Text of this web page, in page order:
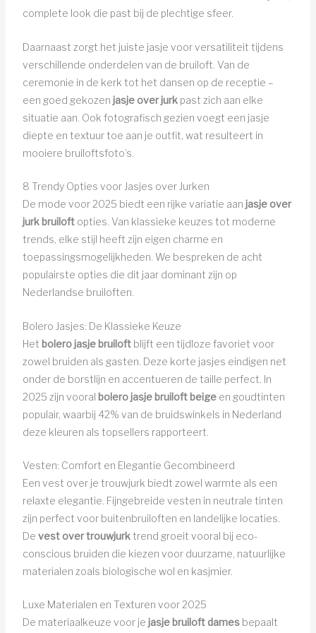
complete look die past bij de plechtige sfeer.
Daarnaast zorgt het juiste jasje voor versatiliteit tijdens
verschillende onderdelen van de bruiloft. Van de
ceremonie in de kerk tot het dansen op de receptie –
een goed gekozen jasje over jurkpast zich aan elke
situatie aan. Ook fotografisch gezien voegt een jasje
diepte en textuur toe aan je outfit, wat resulteert in
mooiere bruiloftsfoto’s.
8 Trendy Opties voor Jasjes over Jurken
De mode voor 2025 biedt een rijke variatie aan jasje over
jurk bruiloftopties. Van klassieke keuzes tot moderne
trends, elke stijl heeft zijn eigen charme en
toepassingsmogelijkheden. We bespreken de acht
populairste opties die dit jaar dominant zijn op
Nederlandse bruiloften.
Bolero Jasjes: De Klassieke Keuze
Het bolero jasje bruiloftblijft een tijdloze favoriet voor
zowel bruiden als gasten. Deze korte jasjes eindigen net
onder de borstlijn en accentueren de taille perfect. In
2025 zijn vooral bolero jasje bruiloft beigeen goudtinten
populair, waarbij 42% van de bruidswinkels in Nederland
deze kleuren als topsellers rapporteert.
Vesten: Comfort en Elegantie Gecombineerd
Een vest over je trouwjurk biedt zowel warmte als een
relaxte elegantie. Fijngebreide vesten in neutrale tinten
zijn perfect voor buitenbruiloften en landelijke locaties.
De vest over trouwjurktrend groeit vooral bij eco-
conscious bruiden die kiezen voor duurzame, natuurlijke
materialen zoals biologische wol en kasjmier.
Luxe Materialen en Texturen voor 2025
De materiaalkeuze voor je jasje bruiloft damesbepaalt